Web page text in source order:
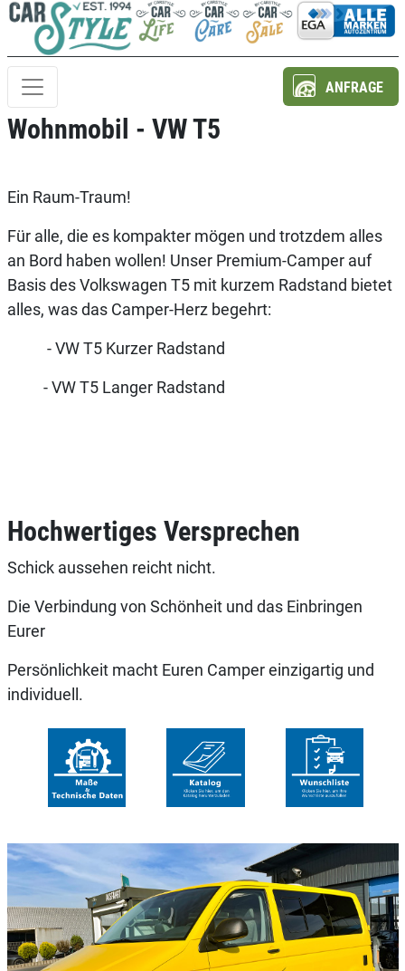
ANFRAGE
Wohnmobil - VW T5
Ein Raum-Traum!
Für alle, die es kompakter mögen und trotzdem alles
an Bord haben wollen! Unser Premium-Camper auf
Basis des Volkswagen T5 mit kurzem Radstand bietet
alles, was das Camper-Herz begehrt:
- VW T5 Kurzer Radstand
- VW T5 Langer Radstand
Hochwertiges Versprechen
Schick aussehen reicht nicht.
Die Verbindung von Schönheit und das Einbringen
Eurer
Persönlichkeit macht Euren Camper einzigartig und
individuell.